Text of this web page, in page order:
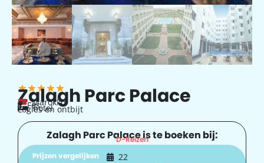
Zalagh Parc Palace
Marokko
Feshotel
Logies en ontbijt
Zalagh Parc Palace is te boeken bij:
D-Reizen
Prijzen vergelijken
22